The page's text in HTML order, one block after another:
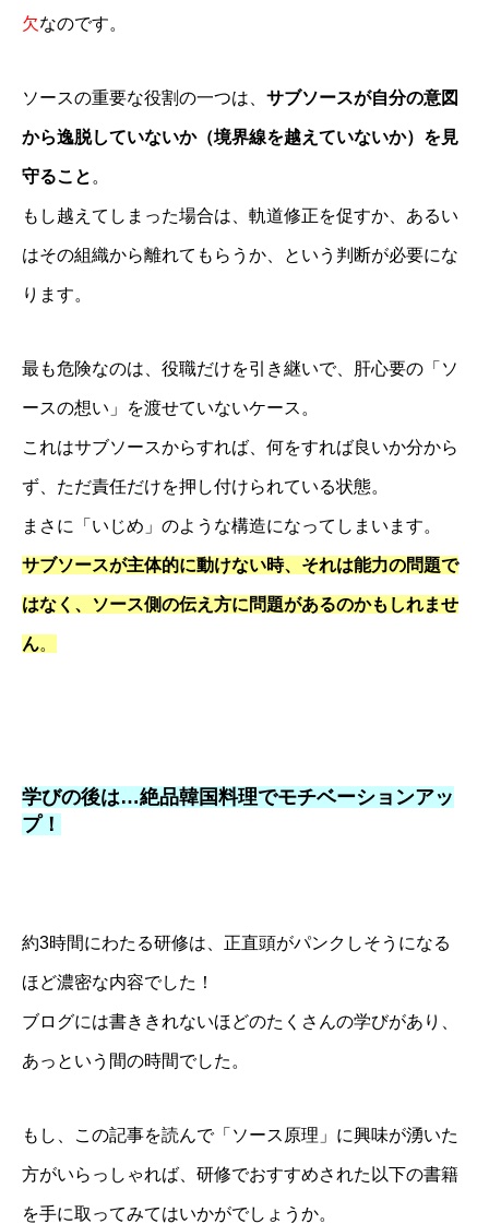
欠なのです。
ソースの重要な役割の一つは、 サブソースが自分の意図
から逸脱していないか（境界線を越えていないか）を見
守ること 。
もし越えてしまった場合は、軌道修正を促すか、あるい
はその組織から離れてもらうか、という判断が必要にな
ります。
最も危険なのは、役職だけを引き継いで、肝心要の「ソ
ースの想い」を渡せていないケース。
これはサブソースからすれば、何をすれば良いか分から
ず、ただ責任だけを押し付けられている状態。
まさに「いじめ」のような構造になってしまいます。
サブソースが主体的に動けない時、それは能力の問題で
はなく、ソース側の伝え方に問題があるのかもしれませ
ん。
学びの後は…絶品韓国料理でモチベーションアッ
プ！
約3時間にわたる研修は、正直頭がパンクしそうになる
ほど濃密な内容でした！
ブログには書ききれないほどのたくさんの学びがあり、
あっという間の時間でした。
もし、この記事を読んで「ソース原理」に興味が湧いた
方がいらっしゃれば、研修でおすすめされた以下の書籍
を手に取ってみてはいかがでしょうか。
企業成長コンサルのプログラム内容
人財採用定着セミナー
求人情報
人財経営支援コンサルタントBLOG